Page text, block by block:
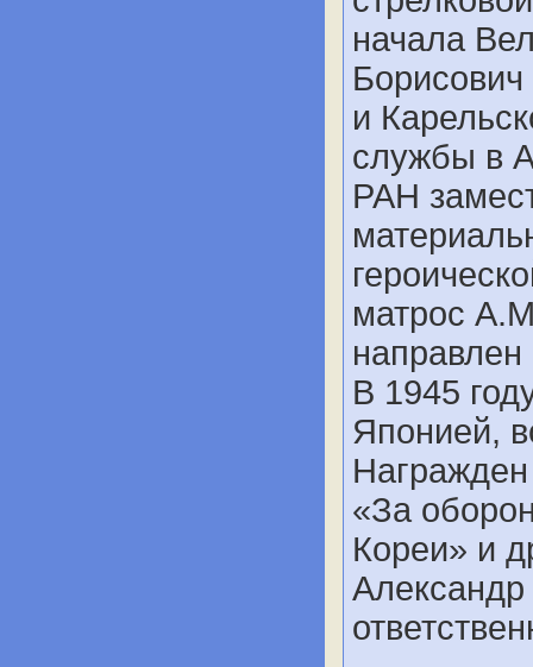
начала
и
службы в
РАН
матрос
В 1945
Японией,
«За
Кореи» и